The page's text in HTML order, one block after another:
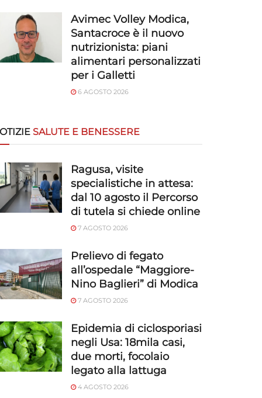
Avimec Volley Modica,
Santacroce è il nuovo
nutrizionista: piani
alimentari personalizzati
per i Galletti
6 AGOSTO 2026
SALUTE E BENESSERE
Ragusa, visite
specialistiche in attesa:
dal 10 agosto il Percorso
di tutela si chiede online
7 AGOSTO 2026
Prelievo di fegato
all’ospedale “Maggiore-
Nino Baglieri” di Modica
7 AGOSTO 2026
Epidemia di ciclosporiasi
negli Usa: 18mila casi,
due morti, focolaio
legato alla lattuga
4 AGOSTO 2026